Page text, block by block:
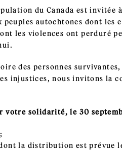
du Canada est invitée
peuples autochtones dont les
les violences ont perduré
des personnes
injustices, nous invitons la
votre solidarité, le 30
la distribution est prévue